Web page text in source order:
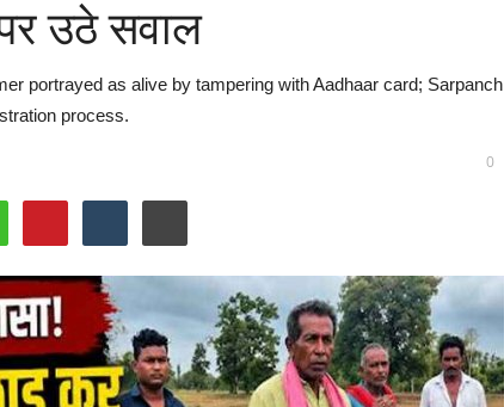
उठे सवाल
portrayed as alive by tampering with Aadhaar card; Sarpanch
process.
0